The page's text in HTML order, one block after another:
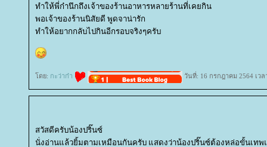
ทำให้พี่ก๋านึกถึงเจ้าของร้านอาหารหลายร้านที่เคยกิน
พอเจ้าของร้านนิสัยดี พูดจาน่ารัก
ทำให้อยากกลับไปกินอีกรอบจริงๆครับ
ดย: กะว่าก๋า วันที่: 16 กรกฎาคม 2564 เวล
สวัสดีครับน้องปริ๊นซ์
นั่งอ่านแล้วยิ้มตามเหมือนกันครับ แสดงว่าน้องปริ๊นซ์ต้องหล่อขั้นเท